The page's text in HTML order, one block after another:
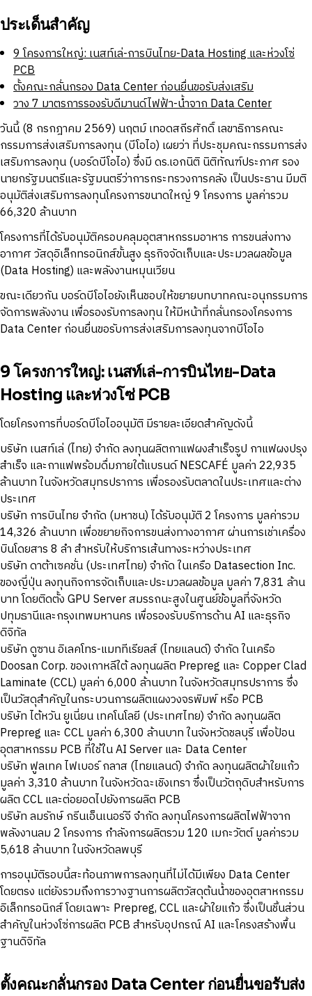
ประเด็นสำคัญ
9 โครงการใหญ่: เนสท์เล่-การบินไทย-Data Hosting และห่วงโซ่
PCB
ตั้งคณะกลั่นกรอง Data Center ก่อนยื่นขอรับส่งเสริม
วาง 7 มาตรการรองรับดีมานด์ไฟฟ้า-น้ำจาก Data Center
วันนี้ (8 กรกฎาคม 2569) นฤตม์ เทอดสถีรศักดิ์ เลขาธิการคณะ
กรรมการส่งเสริมการลงทุน (บีโอไอ) เผยว่า ที่ประชุมคณะกรรมการส่ง
เสริมการลงทุน (บอร์ดบีโอไอ) ซึ่งมี ดร.เอกนิติ นิติทัณฑ์ประภาศ รอง
นายกรัฐมนตรีและรัฐมนตรีว่าการกระทรวงการคลัง เป็นประธาน มีมติ
อนุมัติส่งเสริมการลงทุนโครงการขนาดใหญ่ 9 โครงการ มูลค่ารวม
66,320 ล้านบาท
โครงการที่ได้รับอนุมัติครอบคลุมอุตสาหกรรมอาหาร การขนส่งทาง
อากาศ วัสดุอิเล็กทรอนิกส์ขั้นสูง ธุรกิจจัดเก็บและประมวลผลข้อมูล
(Data Hosting) และพลังงานหมุนเวียน
ขณะเดียวกัน บอร์ดบีโอไอยังเห็นชอบให้ขยายบทบาทคณะอนุกรรมการ
จัดการพลังงาน เพื่อรองรับการลงทุน ให้มีหน้าที่กลั่นกรองโครงการ
Data Center ก่อนยื่นขอรับการส่งเสริมการลงทุนจากบีโอไอ
9 โครงการใหญ่: เนสท์เล่-การบินไทย-Data
Hosting และห่วงโซ่ PCB
โดยโครงการที่บอร์ดบีโอไออนุมัติ มีรายละเอียดสำคัญดังนี้
บริษัท เนสท์เล่ (ไทย) จำกัด ลงทุนผลิตกาแฟผงสำเร็จรูป กาแฟผงปรุง
สำเร็จ และกาแฟพร้อมดื่มภายใต้แบรนด์ NESCAFÉ มูลค่า 22,935
ล้านบาท ในจังหวัดสมุทรปราการ เพื่อรองรับตลาดในประเทศและต่าง
ประเทศ
บริษัท การบินไทย จำกัด (มหาชน) ได้รับอนุมัติ 2 โครงการ มูลค่ารวม
14,326 ล้านบาท เพื่อขยายกิจการขนส่งทางอากาศ ผ่านการเช่าเครื่อง
บินโดยสาร 8 ลำ สำหรับให้บริการเส้นทางระหว่างประเทศ
บริษัท ดาต้าเซคชั่น (ประเทศไทย) จำกัด ในเครือ Datasection Inc.
ของญี่ปุ่น ลงทุนกิจการจัดเก็บและประมวลผลข้อมูล มูลค่า 7,831 ล้าน
บาท โดยติดตั้ง GPU Server สมรรถนะสูงในศูนย์ข้อมูลที่จังหวัด
ปทุมธานีและกรุงเทพมหานคร เพื่อรองรับบริการด้าน AI และธุรกิจ
ดิจิทัล
บริษัท ดูซาน อิเลคโทร-แมททีเรียลส์ (ไทยแลนด์) จำกัด ในเครือ
Doosan Corp. ของเกาหลีใต้ ลงทุนผลิต Prepreg และ Copper Clad
Laminate (CCL) มูลค่า 6,000 ล้านบาท ในจังหวัดสมุทรปราการ ซึ่ง
เป็นวัสดุสำคัญในกระบวนการผลิตแผงวงจรพิมพ์ หรือ PCB
บริษัท ไต้หวัน ยูเนี่ยน เทคโนโลยี (ประเทศไทย) จำกัด ลงทุนผลิต
Prepreg และ CCL มูลค่า 6,300 ล้านบาท ในจังหวัดชลบุรี เพื่อป้อน
อุตสาหกรรม PCB ที่ใช้ใน AI Server และ Data Center
บริษัท ฟูลเทค ไฟเบอร์ กลาส (ไทยแลนด์) จำกัด ลงทุนผลิตผ้าใยแก้ว
มูลค่า 3,310 ล้านบาท ในจังหวัดฉะเชิงเทรา ซึ่งเป็นวัตถุดิบสำหรับการ
ผลิต CCL และต่อยอดไปยังการผลิต PCB
บริษัท ลมรักษ์ กรีนเอ็นเนอร์จี จำกัด ลงทุนโครงการผลิตไฟฟ้าจาก
พลังงานลม 2 โครงการ กำลังการผลิตรวม 120 เมกะวัตต์ มูลค่ารวม
5,618 ล้านบาท ในจังหวัดลพบุรี
การอนุมัติรอบนี้สะท้อนภาพการลงทุนที่ไม่ได้มีเพียง Data Center
โดยตรง แต่ยังรวมถึงการวางฐานการผลิตวัสดุต้นน้ำของอุตสาหกรรม
อิเล็กทรอนิกส์ โดยเฉพาะ Prepreg, CCL และผ้าใยแก้ว ซึ่งเป็นชิ้นส่วน
สำคัญในห่วงโซ่การผลิต PCB สำหรับอุปกรณ์ AI และโครงสร้างพื้น
ฐานดิจิทัล
ตั้งคณะกลั่นกรอง Data Center ก่อนยื่นขอรับส่ง